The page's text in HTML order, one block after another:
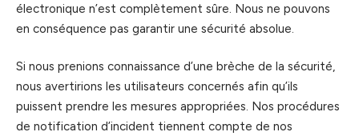
électronique n’est complètement sûre. Nous ne pouvons
en conséquence pas garantir une sécurité absolue.
Si nous prenions connaissance d’une brèche de la sécurité,
nous avertirions les utilisateurs concernés afin qu’ils
puissent prendre les mesures appropriées. Nos procédures
de notification d’incident tiennent compte de nos